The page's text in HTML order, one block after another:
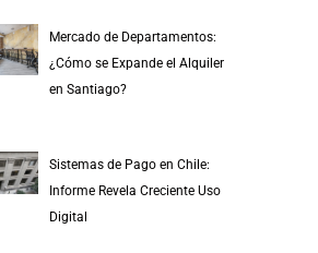
Mercado de Departamentos:
¿Cómo se Expande el Alquiler
en Santiago?
Sistemas de Pago en Chile:
Informe Revela Creciente Uso
Digital